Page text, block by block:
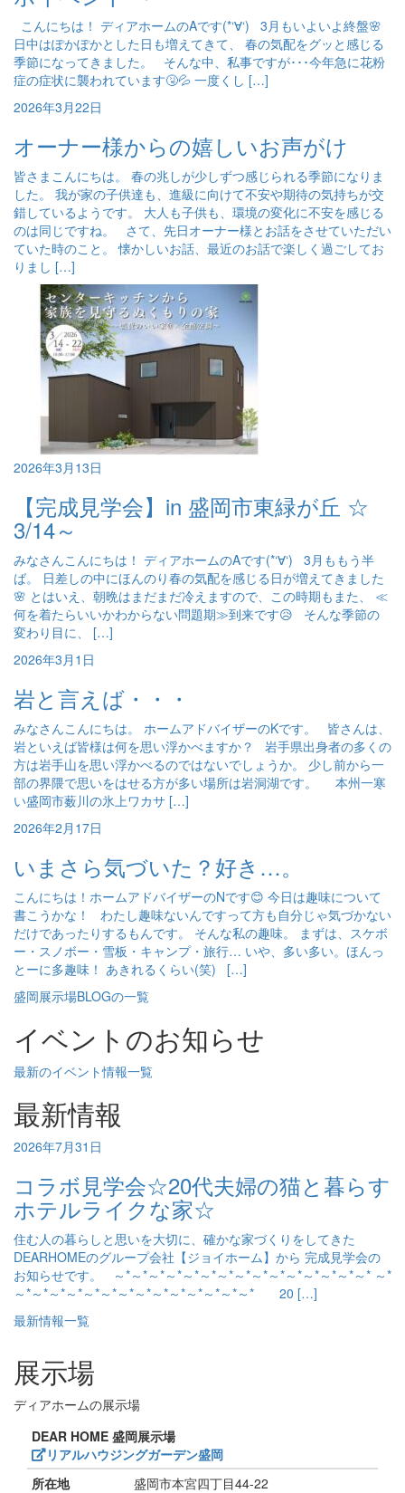
こんにちは！ ディアホームのAです(*‘∀‘) 3月もいよいよ終盤🌸
日中はぽかぽかとした日も増えてきて、 春の気配をグッと感じる
季節になってきました。 そんな中、私事ですが･･･今年急に花粉
症の症状に襲われています🤧💦 一度くし […]
2026年3月22日
オーナー様からの嬉しいお声がけ
皆さまこんにちは。 春の兆しが少しずつ感じられる季節になりま
した。 我が家の子供達も、進級に向けて不安や期待の気持ちが交
錯しているようです。 大人も子供も、環境の変化に不安を感じる
のは同じですね。 さて、先日オーナー様とお話をさせていただい
ていた時のこと。 懐かしいお話、最近のお話で楽しく過ごしてお
りまし […]
2026年3月13日
【完成見学会】in 盛岡市東緑が丘 ☆
3/14～
みなさんこんにちは！ ディアホームのAです(*‘∀‘) 3月ももう半
ば。 日差しの中にほんのり春の気配を感じる日が増えてきました
🌸 とはいえ、朝晩はまだまだ冷えますので、この時期もまた、 ≪
何を着たらいいかわからない問題期≫到来です😥 そんな季節の
変わり目に、 […]
2026年3月1日
岩と言えば・・・
みなさんこんにちは。 ホームアドバイザーのKです。 皆さんは、
岩といえば皆様は何を思い浮かべますか？ 岩手県出身者の多くの
方は岩手山を思い浮かべるのではないでしょうか。 少し前から一
部の界隈で思いをはせる方が多い場所は岩洞湖です。 本州一寒
い盛岡市薮川の氷上ワカサ […]
2026年2月17日
いまさら気づいた？好き…。
こんにちは！ホームアドバイザーのNです😊 今日は趣味について
書こうかな！ わたし趣味ないんですって方も自分じゃ気づかない
だけであったりするもんです。 そんな私の趣味。 まずは、スケボ
ー・スノボー・雪板・キャンプ・旅行… いや、多い多い。ほんっ
とーに多趣味！ あきれるくらい(笑) […]
盛岡展示場BLOGの一覧
イベントのお知らせ
最新のイベント情報一覧
最新情報
2026年7月31日
コラボ見学会☆20代夫婦の猫と暮らす
ホテルライクな家☆
住む人の暮らしと思いを大切に、確かな家づくりをしてきた
DEARHOMEのグループ会社【ジョイホーム】から 完成見学会の
お知らせです。 ～*～*～*～*～*～*～*～*～*～*～*～*～*～*～* ～*
～*～*～*～*～*～*～*～*～*～*～*～*～*～* 20 […]
最新情報一覧
展示場
ディアホームの展示場
DEAR HOME 盛岡展示場
リアルハウジングガーデン盛岡
所在地
盛岡市本宮四丁目44-22